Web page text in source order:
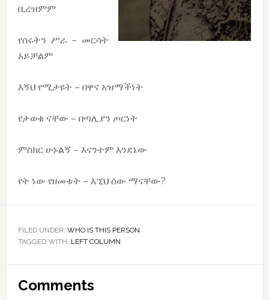
ቢረዝምም
የሰሩትን ሥራ – መርሳት
አይቻልም
እኝህ የሚታዩት – በዋና አዝማችነት
የታወቁ ናቸው – በጣሊያን ጦርነት
ምስክር ሁኑልኝ – እናንተም እንደኔው
የት ነው የዘመቱት – እኚህ ሰው ማናቸው?
FILED UNDER: WHO IS THIS PERSON
TAGGED WITH: LEFT COLUMN
Interactions
Comments